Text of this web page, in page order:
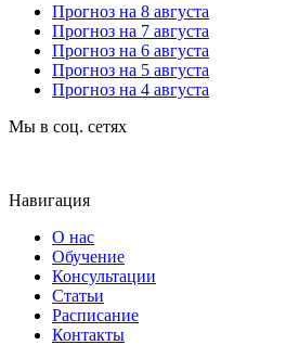
Прогноз на 8 августа
Прогноз на 7 августа
Прогноз на 6 августа
Прогноз на 5 августа
Прогноз на 4 августа
Мы в соц. сетях
Навигация
О нас
Обучение
Консультации
Статьи
Расписание
Контакты